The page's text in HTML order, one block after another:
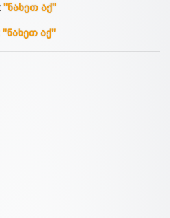
"ნახეთ აქ"
"ნახეთ აქ"